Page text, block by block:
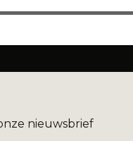
nieuwsbrief